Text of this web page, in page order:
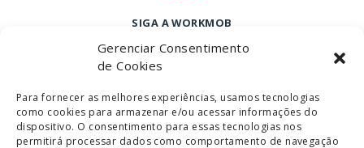
Gerenciar Consentimento
de Cookies
Para fornecer as melhores experiências, usamos tecnologias
como cookies para armazenar e/ou acessar informações do
dispositivo. O consentimento para essas tecnologias nos
permitirá processar dados como comportamento de navegação
SIGA A WORKMOB